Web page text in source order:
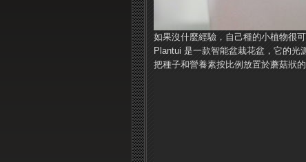
如果沒什麼經驗，自己種的小植物很
Plantui 是一款智能盆栽花盆，它的
把種子和營養素按比例放置於蘑菇狀